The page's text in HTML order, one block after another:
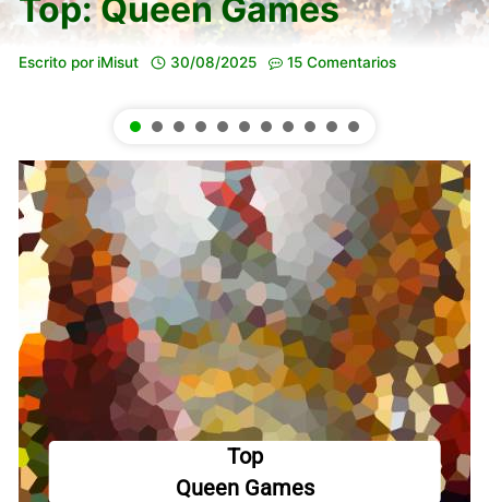
Top: Queen Games
Escrito por iMisut 30/08/2025 15 Comentarios
Top
Queen Games